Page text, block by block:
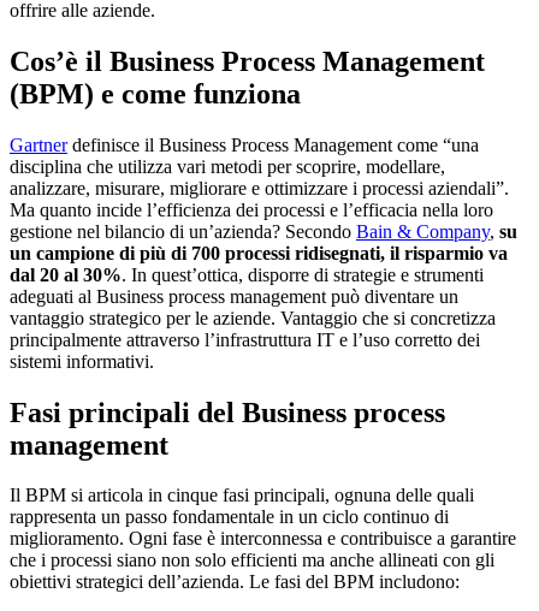
offrire alle aziende.
Cos’è il Business Process Management
(BPM) e come funziona
Gartnerdefinisce il Business Process Management come “una
disciplina che utilizza vari metodi per scoprire, modellare,
analizzare, misurare, migliorare e ottimizzare i processi aziendali”.
Ma quanto incide l’efficienza dei processi e l’efficacia nella loro
gestione nel bilancio di un’azienda? Secondo Bain & Company, su
un campione di più di 700 processi ridisegnati, il risparmio va
dal 20 al 30%. In quest’ottica, disporre di strategie e strumenti
adeguati al Business process management può diventare un
vantaggio strategico per le aziende. Vantaggio che si concretizza
principalmente attraverso l’infrastruttura IT e l’uso corretto dei
sistemi informativi.
Fasi principali del Business process
management
Il BPM si articola in cinque fasi principali, ognuna delle quali
rappresenta un passo fondamentale in un ciclo continuo di
miglioramento. Ogni fase è interconnessa e contribuisce a garantire
che i processi siano non solo efficienti ma anche allineati con gli
obiettivi strategici dell’azienda. Le fasi del BPM includono: